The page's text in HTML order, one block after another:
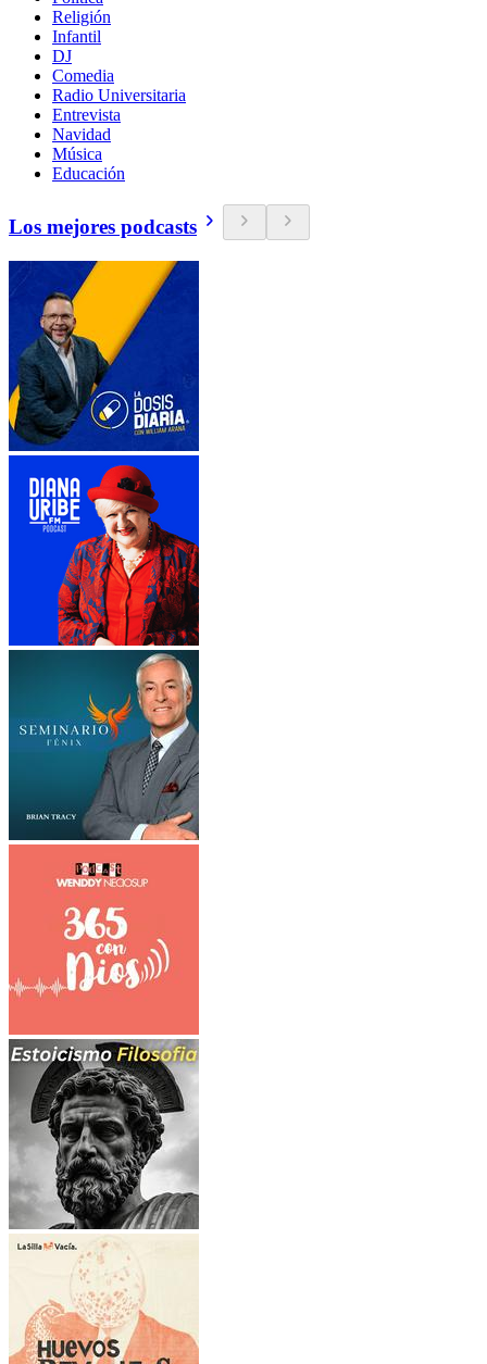
Religión
Infantil
DJ
Comedia
Radio Universitaria
Entrevista
Navidad
Música
Educación
Los mejores podcasts